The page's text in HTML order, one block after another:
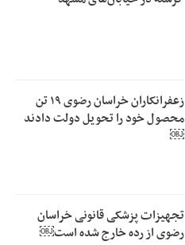
زعفرانکاران خراسان رضوی ۱۹ تن
محصول خود را تحویل دولت دادند
￼
تجهیزات پزشکی قانونی خراسان
رضوی از رده خارج شده است￼